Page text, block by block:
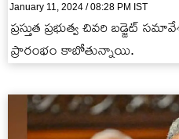
January 11, 2024 / 08:28 PM IST
ప్రస్తుత ప్రభుత్వ చివరి బడ్జెట్
ప్రారంభం కాబోతున్నాయి.